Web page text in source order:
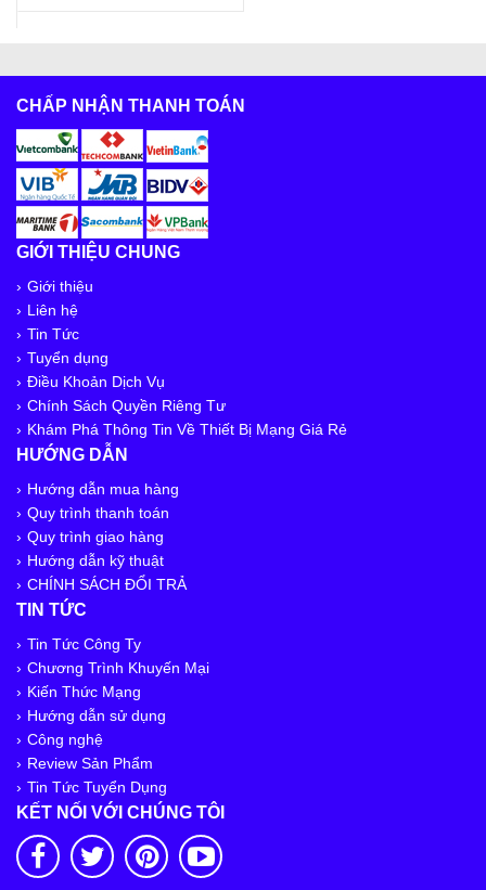
CHẤP NHẬN THANH TOÁN
GIỚI THIỆU CHUNG
Giới thiệu
Liên hệ
Tin Tức
Tuyển dụng
Điều Khoản Dịch Vụ
Chính Sách Quyền Riêng Tư
Khám Phá Thông Tin Về Thiết Bị Mạng Giá Rẻ
HƯỚNG DẪN
Hướng dẫn mua hàng
Quy trình thanh toán
Quy trình giao hàng
Hướng dẫn kỹ thuật
CHÍNH SÁCH ĐỔI TRẢ
TIN TỨC
Tin Tức Công Ty
Chương Trình Khuyến Mại
Kiến Thức Mạng
Hướng dẫn sử dụng
Công nghệ
Review Sản Phẩm
Tin Tức Tuyển Dụng
KẾT NỐI VỚI CHÚNG TÔI